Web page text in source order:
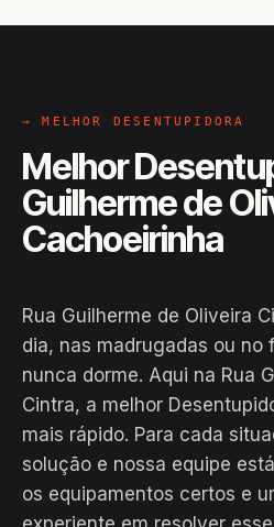
→ MELHOR DESENTUPIDORA
Melhor
Guilherme de
Cachoeirinha
Rua Guilherme de Oliveira
dia, nas madrugadas ou no
nunca dorme. Aqui na Rua
Cintra, a melhor
mais rápido. Para cada
solução e nossa equipe
os equipamentos certos e
EM CAMPO
Hiroshiro · Rua